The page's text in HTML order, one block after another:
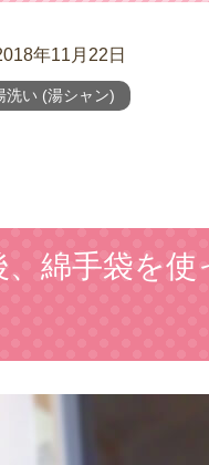
年11月22日
洗い (湯シャン)
綿手袋を